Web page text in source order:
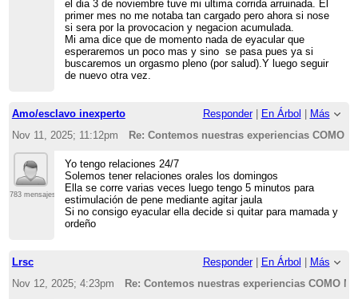
el dia 3 de noviembre tuve mi ultima corrida arruinada. El
primer mes no me notaba tan cargado pero ahora si nose
si sera por la provocacion y negacion acumulada.
Mi ama dice que de momento nada de eyacular que
esperaremos un poco mas y sino se pasa pues ya si
buscaremos un orgasmo pleno (por salud).Y luego seguir
de nuevo otra vez.
Amo/esclavo inexperto Responder| En Árbol
Más
Nov 11, 2025; 11:12pm
Re: Contemos nuestras experiencias COMO
783 mensajes
Yo tengo relaciones 24/7
Solemos tener relaciones orales los domingos
Ella se corre varias veces luego tengo 5 minutos para
estimulación de pene mediante agitar jaula
Si no consigo eyacular ella decide si quitar para mamada y
ordeño
Lrsc Responder| En Árbol
Más
Nov 12, 2025; 4:23pm
Re: Contemos nuestras experiencias COMO